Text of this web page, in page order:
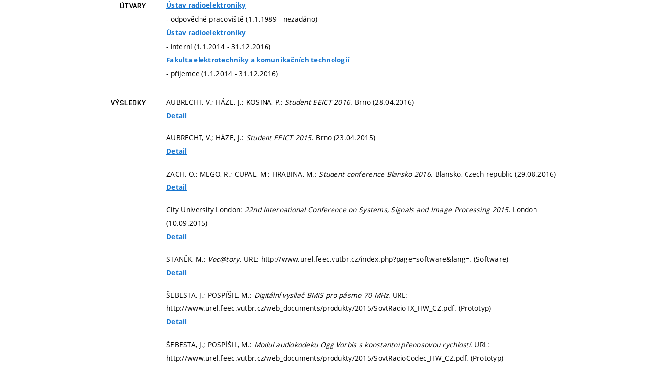
ÚTVARY Ústav radioelektroniky
- odpovědné pracoviště (1.1.1989 - nezadáno)
Ústav radioelektroniky
- interní (1.1.2014 - 31.12.2016)
Fakulta elektrotechniky a komunikačních technologií
- příjemce (1.1.2014 - 31.12.2016)
VÝSLEDKY AUBRECHT, V.; HÁZE, J.; KOSINA, P.: Student EEICT 2016. Brno (28.04.2016)
Detail
AUBRECHT, V.; HÁZE, J.: Student EEICT 2015. Brno (23.04.2015)
Detail
ZACH, O.; MEGO, R.; CUPAL, M.; HRABINA, M.: Student conference Blansko 2016. Blansko, Czech republic (29.08.2016)
Detail
City University London: 22nd International Conference on Systems, Signals and Image Processing 2015. London
(10.09.2015)
Detail
STANĚK, M.: Voc@tory. URL: http://www.urel.feec.vutbr.cz/index.php?page=software&lang=. (Software)
Detail
ŠEBESTA, J.; POSPÍŠIL, M.: Digitální vysílač BMIS pro pásmo 70 MHz. URL:
http://www.urel.feec.vutbr.cz/web_documents/produkty/2015/SovtRadioTX_HW_CZ.pdf. (Prototyp)
Detail
ŠEBESTA, J.; POSPÍŠIL, M.: Modul audiokodeku Ogg Vorbis s konstantní přenosovou rychlostí. URL:
http://www.urel.feec.vutbr.cz/web_documents/produkty/2015/SovtRadioCodec_HW_CZ.pdf. (Prototyp)